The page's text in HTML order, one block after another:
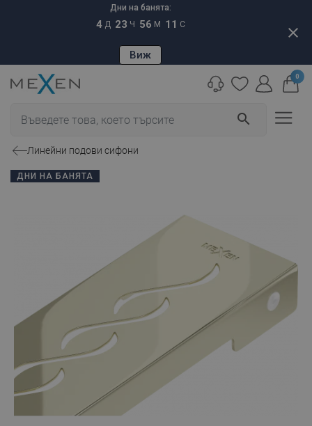
Дни на банята:
4 Д 23 Ч 56 М 10 С
Виж
close
search
0
Линейни подови сифони
ДНИ НА БАНЯТА